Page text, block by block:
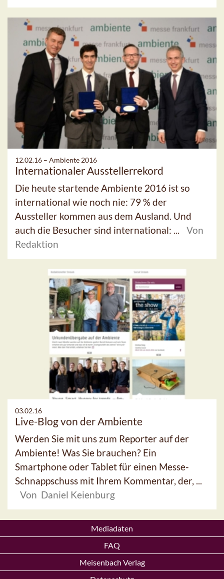
12.02.16 – Ambiente 2016
Internationaler Ausstellerrekord
Die heute startende Ambiente 2016 ist so
international wie noch nie: 79 % der
Aussteller kommen aus dem Ausland. Und
auch die Besucher sind international: ...
Von
Redaktion
03.02.16
Live-Blog von der Ambiente
Werden Sie mit uns zum Reporter auf der
Ambiente! Was Sie brauchen? Ein
Smartphone oder Tablet für einen Messe-
Schnappschuss mit Ihrem Kommentar, der, ...
Von Daniel Keienburg
Mediadaten
FAQ
Meisenbach Verlag